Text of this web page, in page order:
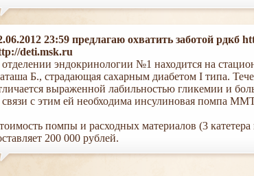
23:59 предлагаю охватить заботой рдкб
deti.msk.ru
эндокринологии №1 находится на
Б., страдающая сахарным диабетом I типа.
выраженной лабильностью гликемии и
с этим ей необходима инсулиновая помпа
помпы и расходных материалов (3 катетера
200 000 рублей.